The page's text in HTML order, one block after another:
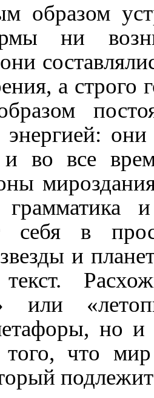
образом
ни
а строго
энергией:
и во все
себя в
и
или
но и
что